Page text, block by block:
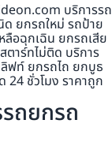
บริการรถ
ยกรถใหม่ รถป้าย
ลือฉุกเฉิน ยกรถเสีย
าร์ทไม่ติด บริการ
ฟท์ ยกรถไถ ยกบูธ
24 ชั่วโมง ราคาถูก
ถยกรถ